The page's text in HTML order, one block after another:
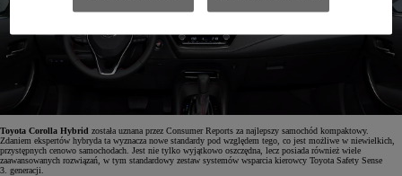
Toyota Corolla Hybrid została uznana przez Consumer Reports za najlepszy samochód kompaktowy.
Zdaniem ekspertów hybryda ta wyznacza nowe standardy pod względem tego, co jest możliwe w niewielkich,
przystępnych cenowo samochodach. Jest nie tylko wyjątkowo oszczędna, lecz posiada również wiele
zaawansowanych rozwiązań, w tym standardowy zestaw systemów wsparcia kierowcy Toyota Safety Sense
3. generacji.